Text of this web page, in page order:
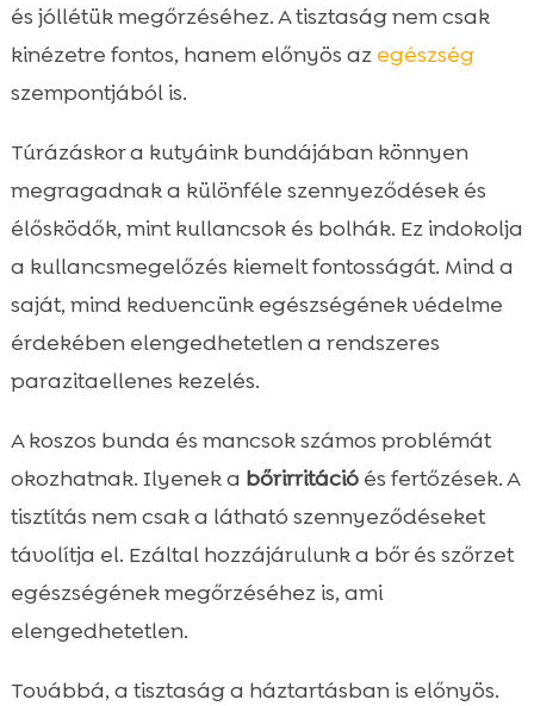
és jóllétük megőrzéséhez. A tisztaság nem csak
kinézetre fontos, hanem előnyös az egészség
szempontjából is.
Túrázáskor a kutyáink bundájában könnyen
megragadnak a különféle szennyeződések és
élősködők, mint kullancsok és bolhák. Ez indokolja
a kullancsmegelőzés kiemelt fontosságát. Mind a
saját, mind kedvencünk egészségének védelme
érdekében elengedhetetlen a rendszeres
parazitaellenes kezelés.
A koszos bunda és mancsok számos problémát
okozhatnak. Ilyenek a bőrirritációés fertőzések. A
tisztítás nem csak a látható szennyeződéseket
távolítja el. Ezáltal hozzájárulunk a bőr és szőrzet
egészségének megőrzéséhez is, ami
elengedhetetlen.
Továbbá, a tisztaság a háztartásban is előnyös.